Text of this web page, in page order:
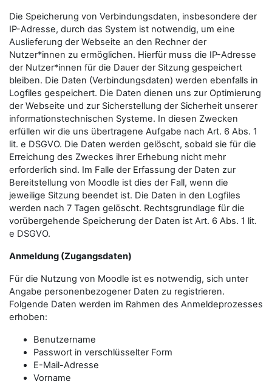
Die Speicherung von Verbindungsdaten, insbesondere der
IP-Adresse, durch das System ist notwendig, um eine
Auslieferung der Webseite an den Rechner der
Nutzer*innen zu ermöglichen. Hierfür muss die IP-Adresse
der Nutzer*innen für die Dauer der Sitzung gespeichert
bleiben. Die Daten (Verbindungsdaten) werden ebenfalls in
Logfiles gespeichert. Die Daten dienen uns zur Optimierung
der Webseite und zur Sicherstellung der Sicherheit unserer
informationstechnischen Systeme. In diesen Zwecken
erfüllen wir die uns übertragene Aufgabe nach Art. 6 Abs. 1
lit. e DSGVO. Die Daten werden gelöscht, sobald sie für die
Erreichung des Zweckes ihrer Erhebung nicht mehr
erforderlich sind. Im Falle der Erfassung der Daten zur
Bereitstellung von Moodle ist dies der Fall, wenn die
jeweilige Sitzung beendet ist. Die Daten in den Logfiles
werden nach 7 Tagen gelöscht. Rechtsgrundlage für die
vorübergehende Speicherung der Daten ist Art. 6 Abs. 1 lit.
e DSGVO.
Anmeldung (Zugangsdaten)
Für die Nutzung von Moodle ist es notwendig, sich unter
Angabe personenbezogener Daten zu registrieren.
Folgende Daten werden im Rahmen des Anmeldeprozesses
erhoben:
Benutzername
Passwort in verschlüsselter Form
E-Mail-Adresse
Vorname